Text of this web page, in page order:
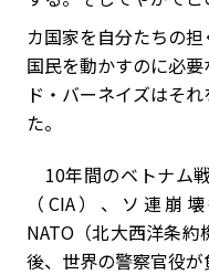
カ国家を自分たちの担
国民を動かすのに必要
ド・バーネイズはそ
た。
10年間のベトナム
（CIA）、ソ連崩
NATO（北大西洋条
後、世界の警察官役